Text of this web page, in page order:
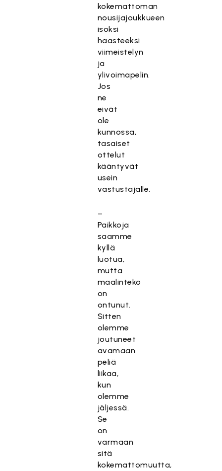
kokemattoman
nousijajoukkueen
isoksi
haasteeksi
viimeistelyn
ja
ylivoimapelin.
Jos
ne
eivät
ole
kunnossa,
tasaiset
ottelut
kääntyvät
usein
vastustajalle.
–
Paikkoja
saamme
kyllä
luotua,
mutta
maalinteko
on
ontunut.
Sitten
olemme
joutuneet
avamaan
peliä
liikaa,
kun
olemme
jäljessä.
Se
on
varmaan
sitä
kokemattomuutta,